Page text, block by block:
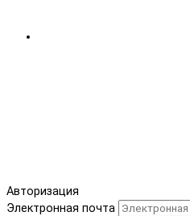
Авторизация
Электронная почта